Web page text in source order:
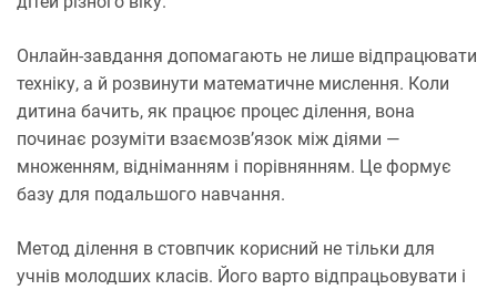
Онлайн-завдання допомагають не лише відпрацювати
техніку, а й розвинути математичне мислення. Коли
дитина бачить, як працює процес ділення, вона
починає розуміти взаємозв’язок між діями —
множенням, відніманням і порівнянням. Це формує
базу для подальшого навчання.
Метод ділення в стовпчик корисний не тільки для
учнів молодших класів. Його варто відпрацьовувати і